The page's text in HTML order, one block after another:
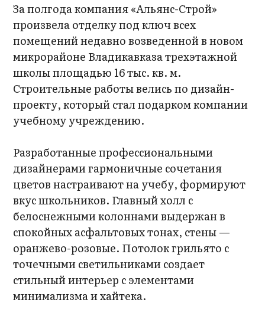
За полгода компания «Альянс-Строй»
произвела отделку под ключ всех
помещений недавно возведенной в новом
микрорайоне Владикавказа трехэтажной
школы площадью 16 тыс. кв. м.
Строительные работы велись по дизайн-
проекту, который стал подарком компании
учебному учреждению.
Разработанные профессиональными
дизайнерами гармоничные сочетания
цветов настраивают на учебу, формируют
вкус школьников. Главный холл с
белоснежными колоннами выдержан в
спокойных асфальтовых тонах, стены —
оранжево-розовые. Потолок грильято с
точечными светильниками создает
стильный интерьер с элементами
минимализма и хайтека.